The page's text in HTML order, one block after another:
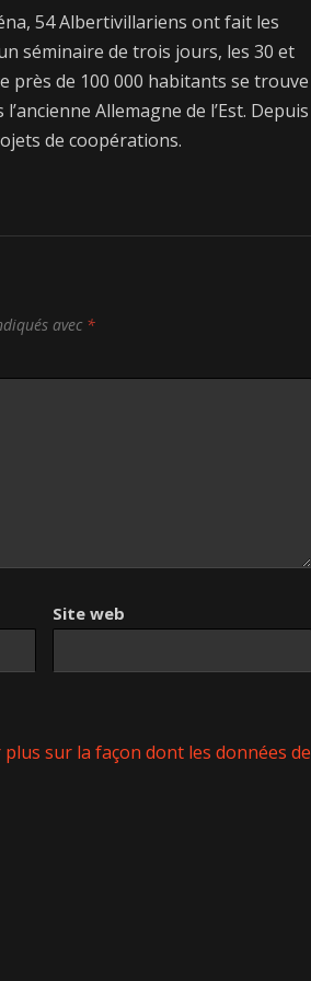
54 Albertivillariens ont fait les
séminaire de trois jours, les 30 et
près de 100 000 habitants se trouve
Allemagne de l’Est. Depuis
de coopérations.
avec *
Site web
plus sur la façon dont les données de